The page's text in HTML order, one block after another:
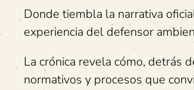
Donde tiembla la narrativa
experiencia del defensor
La crónica revela cómo, detrás
normativos y procesos que